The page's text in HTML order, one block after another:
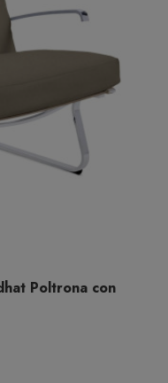
Poltrona con